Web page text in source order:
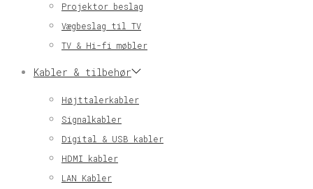
Projektor beslag
Vægbeslag til TV
TV & Hi-fi møbler
Kabler & tilbehør
Højttalerkabler
Signalkabler
Digital & USB kabler
HDMI kabler
LAN Kabler